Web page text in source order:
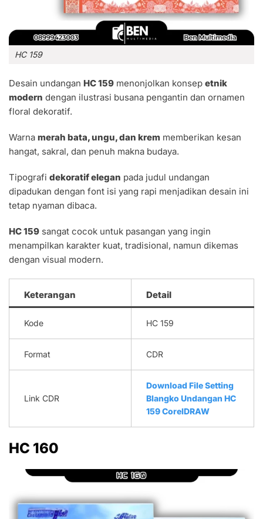
HC 159
Desain undangan HC 159 menonjolkan konsep etnik
modern dengan ilustrasi busana pengantin dan ornamen
floral dekoratif.
Warna merah bata, ungu, dan krem memberikan kesan
hangat, sakral, dan penuh makna budaya.
Tipografi dekoratif elegan pada judul undangan
dipadukan dengan font isi yang rapi menjadikan desain ini
tetap nyaman dibaca.
HC 159 sangat cocok untuk pasangan yang ingin
menampilkan karakter kuat, tradisional, namun dikemas
dengan visual modern.
Keterangan Detail
Kode HC 159
Format CDR
Link CDR
Download File Setting
Blangko Undangan HC
159 CorelDRAW
HC 160